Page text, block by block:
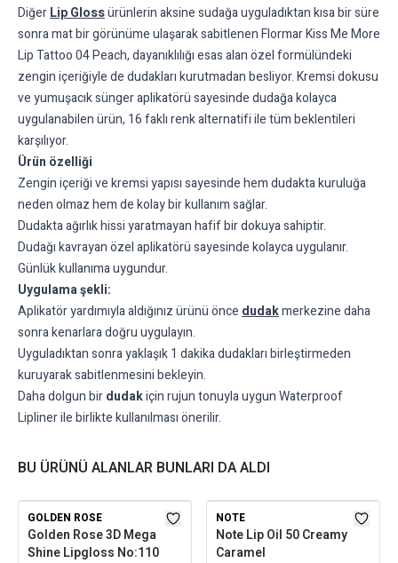
DiğerLip Glossürünlerin aksine sudağa uyguladıktan kısa bir süre
sonra mat bir görünüme ulaşarak sabitlenen Flormar Kiss Me More
Lip Tattoo 04 Peach, dayanıklılığı esas alan özel formülündeki
zengin içeriğiyle de dudakları kurutmadan besliyor. Kremsi dokusu
ve yumuşacık sünger aplikatörü sayesinde dudağa kolayca
uygulanabilen ürün, 16 faklı renk alternatifi ile tüm beklentileri
karşılıyor.
Ürün özelliği
Zengin içeriği ve kremsi yapısı sayesinde hem dudakta kuruluğa
neden olmaz hem de kolay bir kullanım sağlar.
Dudakta ağırlık hissi yaratmayan hafif bir dokuya sahiptir.
Dudağı kavrayan özel aplikatörü sayesinde kolayca uygulanır.
Günlük kullanıma uygundur.
Uygulama şekli:
Aplikatör yardımıyla aldığınız ürünü önce dudakmerkezine daha
sonra kenarlara doğru uygulayın.
Uyguladıktan sonra yaklaşık 1 dakika dudakları birleştirmeden
kuruyarak sabitlenmesini bekleyin.
Daha dolgun birdudakiçin rujun tonuyla uygun Waterproof
Lipliner ile birlikte kullanılması önerilir.
BU ÜRÜNÜ ALANLAR BUNLARI DA ALDI
GOLDEN ROSE
Golden Rose 3D Mega
Shine Lipgloss No:110
NOTE
Note Lip Oil 50 Creamy
Caramel